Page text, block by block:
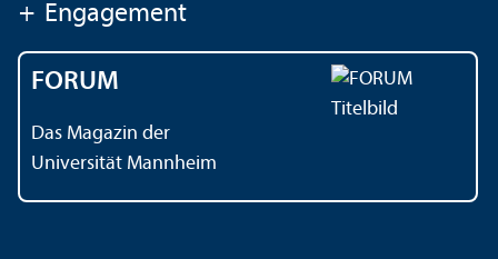
+ Engagement
FORUM
Das Magazin der
Universität Mannheim